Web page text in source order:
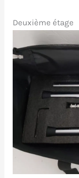
Deuxième étage